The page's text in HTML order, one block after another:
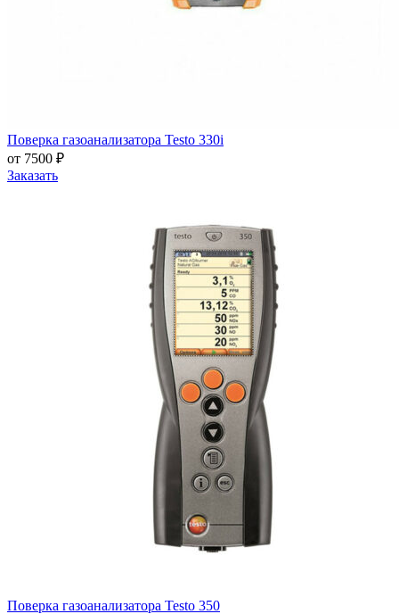
Поверка газоанализатора Testo 330i
от 7500 ₽
Заказать
Поверка газоанализатора Testo 350